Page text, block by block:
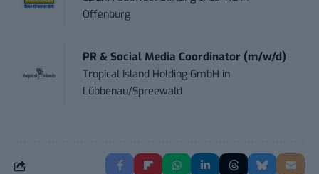
Offenburg
PR & Social Media Coordinator (m/w/d)
Tropical Island Holding GmbH in
Lübbenau/Spreewald